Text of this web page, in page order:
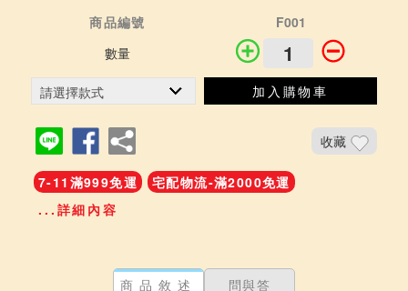
商品編號
F001
數量
加入購物車
收藏
7-11滿999免運
宅配物流-滿2000免運
...詳細內容
商品敘述 問與答